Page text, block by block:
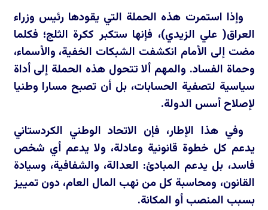
وإذا استمرت هذه الحملة التي يقودها رئيس وزراء
العراق( علي الزيدي)، فإنها ستكبر ككرة الثلج؛ فكلما
مضت إلى الأمام انكشفت الشبكات الخفية، والأسماء،
وحماة الفساد. والمهم ألا تتحول هذه الحملة إلى أداة
سياسية لتصفية الحسابات، بل أن تصبح مسارا وطنيا
لإصلاح أسس الدولة.
وفي هذا الإطار، فإن الاتحاد الوطني الكردستاني
يدعم كل خطوة قانونية وعادلة، ولا يدعم أي شخص
فاسد، بل يدعم المبادئ: العدالة، والشفافية، وسيادة
القانون، ومحاسبة كل من نهب المال العام، دون تمييز
بسبب المنصب أو المكانة.